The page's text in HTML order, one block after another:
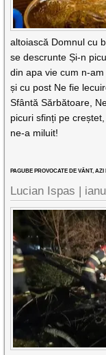
altoiască Domnul cu
se descrunte Și-n
din apa vie cum n-
și cu post Ne fie
Sfântă Sărbătoare,
picuri sfinți pe
ne-a miluit!
PAGUBE PROVOCATE DE VÂNT,
Lucian Ispas |